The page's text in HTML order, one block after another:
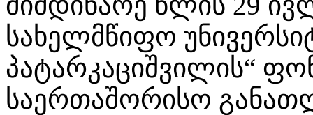
სახელმწიფო
პატარკაციშვილის“
საერთაშორისო